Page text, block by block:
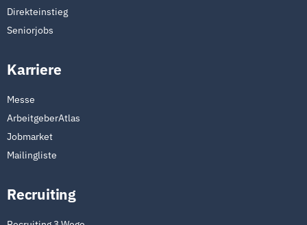
Direkteinstieg
Seniorjobs
Karriere
Messe
ArbeitgeberAtlas
Jobmarket
Mailingliste
Recruiting